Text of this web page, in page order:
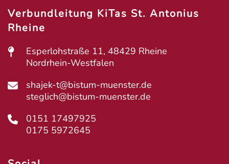
Verbundleitung KiTas St. Antonius
Rheine
Esperlohstraße 11, 48429 Rheine
Nordrhein-Westfalen
shajek-t@bistum-muenster.de
steglich@bistum-muenster.de
0151 17497925
0175 5972645